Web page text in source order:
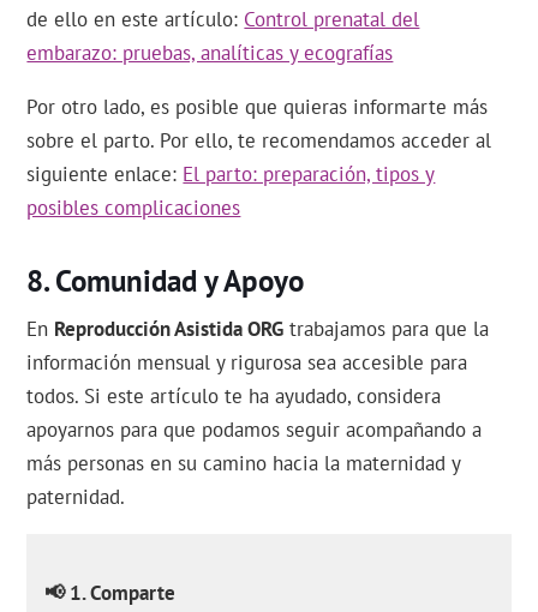
de ello en este artículo: Control prenatal del
embarazo: pruebas, analíticas y ecografías
Por otro lado, es posible que quieras informarte más
sobre el parto. Por ello, te recomendamos acceder al
siguiente enlace: El parto: preparación, tipos y
posibles complicaciones
Comunidad y Apoyo
En Reproducción Asistida ORG trabajamos para que la
información mensual y rigurosa sea accesible para
todos. Si este artículo te ha ayudado, considera
apoyarnos para que podamos seguir acompañando a
más personas en su camino hacia la maternidad y
paternidad.
📢 1. Comparte